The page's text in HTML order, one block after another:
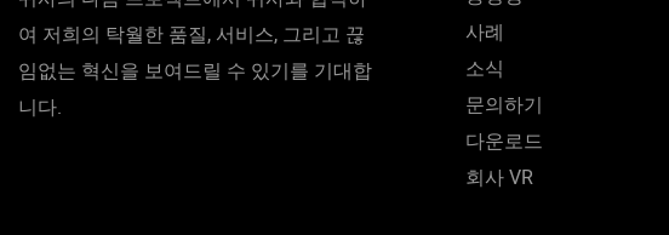
여 저희의 탁월한 품질, 서비스, 그리고 끊
임없는 혁신을 보여드릴 수 있기를 기대합
니다.
사례
소식
문의하기
다운로드
회사 VR